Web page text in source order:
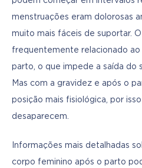
menstruações eram dolorosas
muito mais fáceis de suportar.
frequentemente relacionado
parto, o que impede a saída do
Mas com a gravidez e após o
posição mais fisiológica, por
desaparecem.
Informações mais detalhadas
corpo feminino após o parto